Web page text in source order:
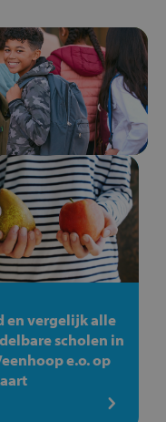
en vergelijk alle
scholen in
e.o. op